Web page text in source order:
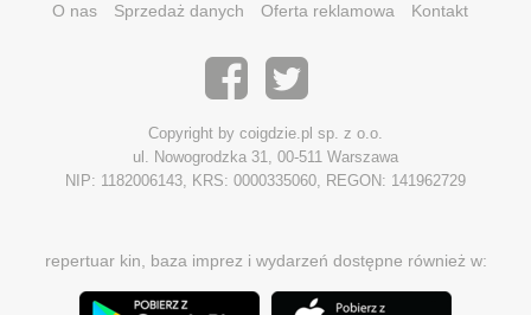
O nas Sprzedaż danych Oferta reklamowa Kontakt
Copyright by coigdzie.pl sp. z o.o.
ul. Nowogrodzka 31, 00-511 Warszawa
NIP: 1182006143, KRS: 0000335060, REGON: 141962729
repertuar kin, baza imprez i wydarzeń dostępne również w: